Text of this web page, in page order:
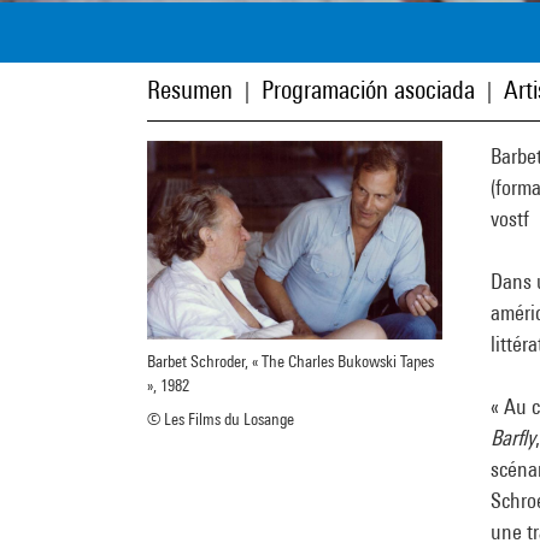
Resumen Programación asociada
Barbet Schroder, « The Charles Bukowski Tapes
», 1982
© Les Films du Losange
vostf
Dans
« Au
Barfly
une